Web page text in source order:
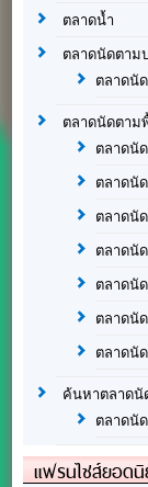
ตลาดน้ำ
ตลาดนัดตาม
ตลาดนั
ตลาดนัดตาม
ตลาดนั
ตลาดนั
ตลาดนั
ตลาดนั
ตลาดนั
ตลาดนั
ตลาดนั
ค้นหาตลาดนั
ตลาดนั
แฟรนไชส์ยอด